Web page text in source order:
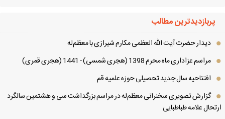
پربازدیدترین مطالب
دیدار حضرت آیت الله العظمی مكارم شیرازی با معظم‌له
مراسم عزاداری ماه محرم 1398 (هجری شمسی) - 1441 (هجری قمری)
افتتاحیه سال جدید تحصیلی حوزه علمیه قم
گزارش تصویری سخنرانی معظم‌له در مراسم بزرگداشت سی و هشتمین سالگرد
علامه طباطبایی